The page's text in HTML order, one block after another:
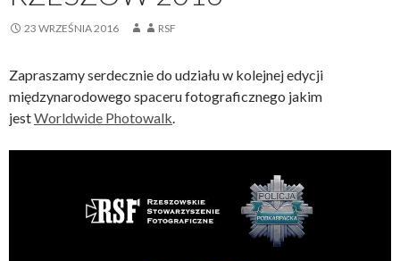
23 WRZEŚNIA 2016 RSF
Zapraszamy serdecznie do udziału w kolejnej edycji
międzynarodowego spaceru fotograficznego jakim
jestWorldwide Photowalk.